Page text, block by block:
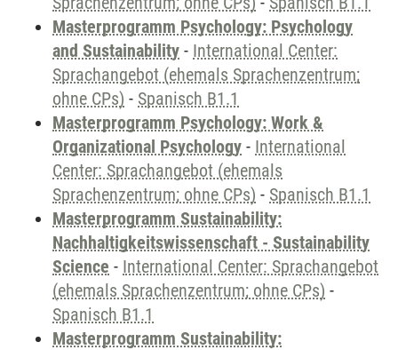
Masterprogramm Psychology: Psychology
and Sustainability - International Center:
Sprachangebot (ehemals Sprachenzentrum;
ohne CPs) - Spanisch B1.1
Masterprogramm Psychology: Work &
Organizational Psychology - International
Center: Sprachangebot (ehemals
Sprachenzentrum; ohne CPs) - Spanisch B1.1
Masterprogramm Sustainability:
Nachhaltigkeitswissenschaft - Sustainability
Science - International Center: Sprachangebot
(ehemals Sprachenzentrum; ohne CPs) -
Spanisch B1.1
Masterprogramm Sustainability: